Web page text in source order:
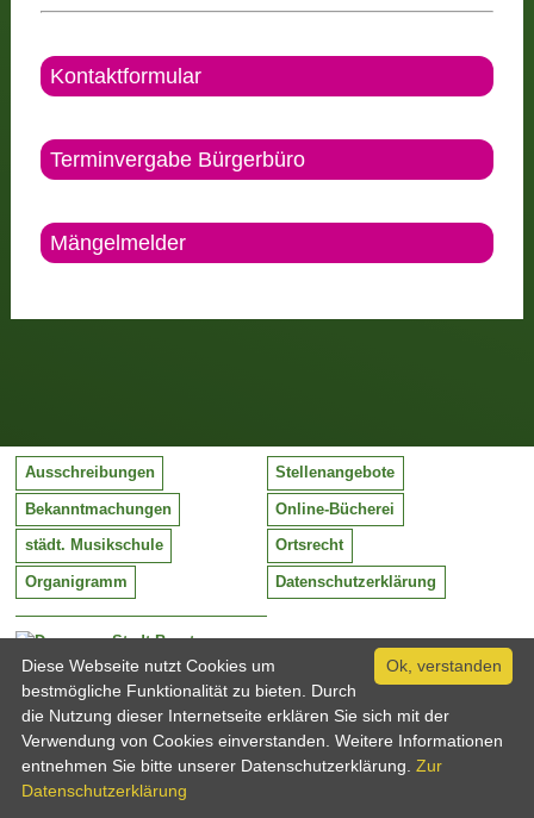
Kontaktformular
Terminvergabe Bürgerbüro
Mängelmelder
Stadt Barntrup
Mittelstraße 38
32683 Barntrup
Tel:
Email:
05263 / 409-0
info@barntrup.de
Ausschreibungen Stellenangebote
Bekanntmachungen Online-Bücherei
städt. Musikschule Ortsrecht
Organigramm Datenschutzerklärung
Ok, verstanden
Diese Webseite nutzt Cookies um
bestmögliche Funktionalität zu bieten. Durch
die Nutzung dieser Internetseite erklären Sie sich mit der
Verwendung von Cookies einverstanden. Weitere Informationen
entnehmen Sie bitte unserer Datenschutzerklärung. Zur
Datenschutzerklärung